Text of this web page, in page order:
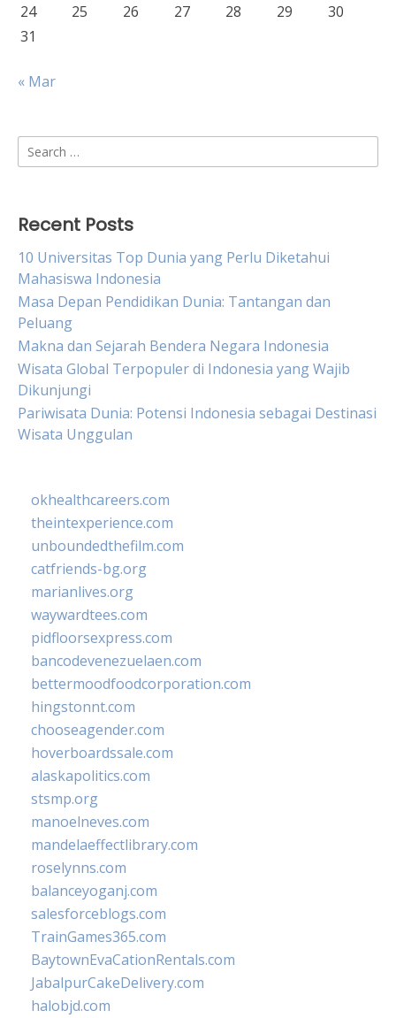
24 25 26 27 28 29
30
31
« Mar
Search
for:
Recent Posts
10 Universitas Top Dunia yang Perlu Diketahui
Mahasiswa Indonesia
Masa Depan Pendidikan Dunia: Tantangan dan
Peluang
Makna dan Sejarah Bendera Negara Indonesia
Wisata Global Terpopuler di Indonesia yang Wajib
Dikunjungi
Pariwisata Dunia: Potensi Indonesia sebagai Destinasi
Wisata Unggulan
okhealthcareers.com
theintexperience.com
unboundedthefilm.com
catfriends-bg.org
marianlives.org
waywardtees.com
pidfloorsexpress.com
bancodevenezuelaen.com
bettermoodfoodcorporation.com
hingstonnt.com
chooseagender.com
hoverboardssale.com
alaskapolitics.com
stsmp.org
manoelneves.com
mandelaeffectlibrary.com
roselynns.com
balanceyoganj.com
salesforceblogs.com
TrainGames365.com
BaytownEvaCationRentals.com
JabalpurCakeDelivery.com
halobjd.com